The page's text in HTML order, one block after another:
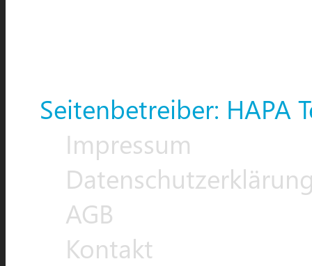
Seitenbetreiber: HAPA
Impressum
AGB
Kontakt